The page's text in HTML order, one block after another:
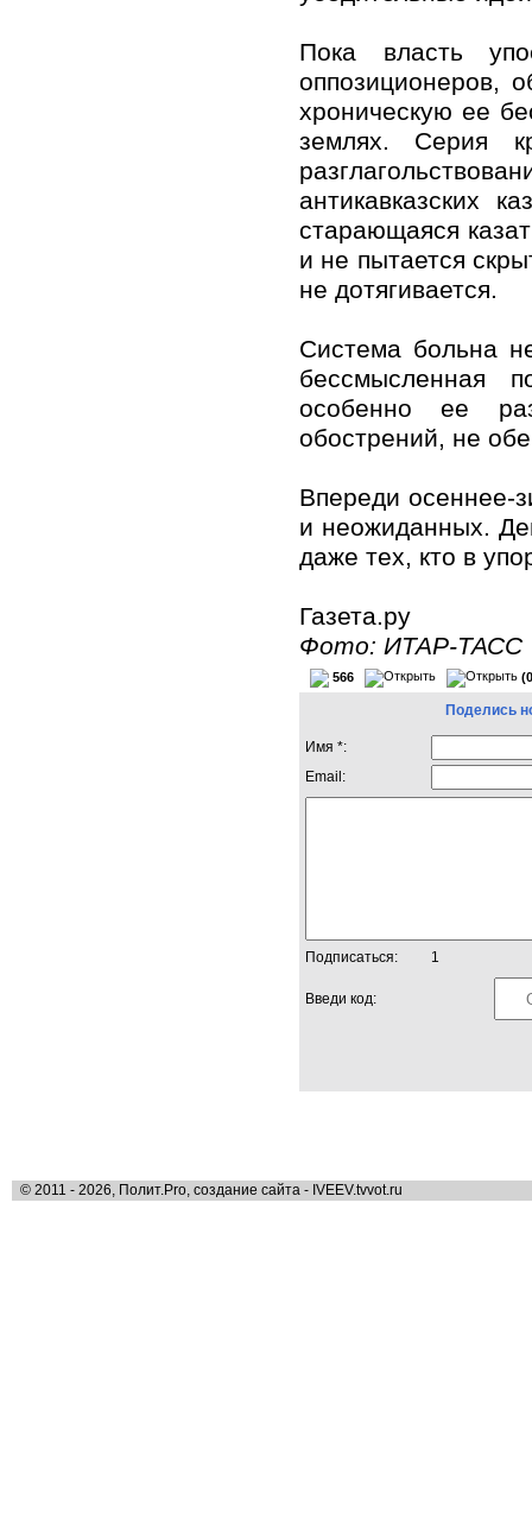
Пока власть
оппозиционеров,
хроническую ее
землях. Серия
антикавказских
старающаяся
и не пытается
не дотягивается.
Система больна
бессмысленная
особенно ее
обострений, не
Впереди осеннее-
и неожиданных.
даже тех, кто в
Газета.ру
Фото: ИТАР-ТАСС
566
Поделись
Имя *:
Email:
Подписаться: 1
Введи код:
© 2011 - 2026, Полит.Pro, создание сайта - IVEEV.tvvot.ru